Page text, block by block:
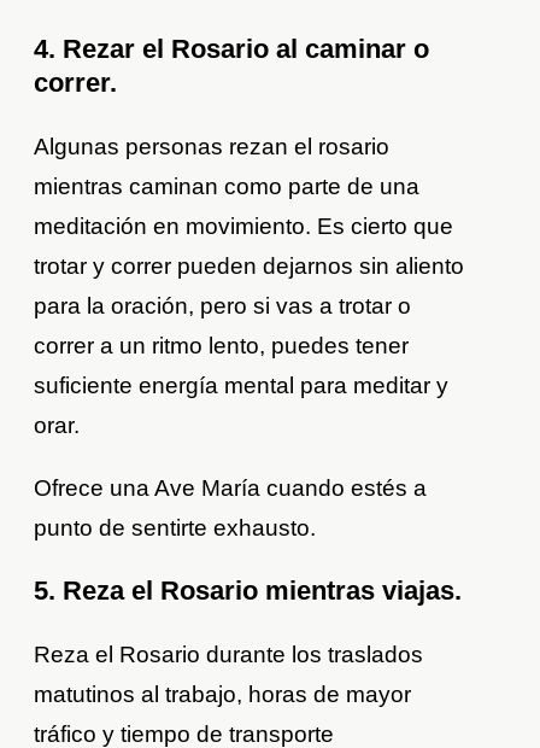
4. Rezar el Rosario al caminar o
correr.
Algunas personas rezan el rosario
mientras caminan como parte de una
meditación en movimiento. Es cierto que
trotar y correr pueden dejarnos sin aliento
para la oración, pero si vas a trotar o
correr a un ritmo lento, puedes tener
suficiente energía mental para meditar y
orar.
Ofrece una Ave María cuando estés a
punto de sentirte exhausto.
5. Reza el Rosario mientras viajas.
Reza el Rosario durante los traslados
matutinos al trabajo, horas de mayor
tráfico y tiempo de transporte